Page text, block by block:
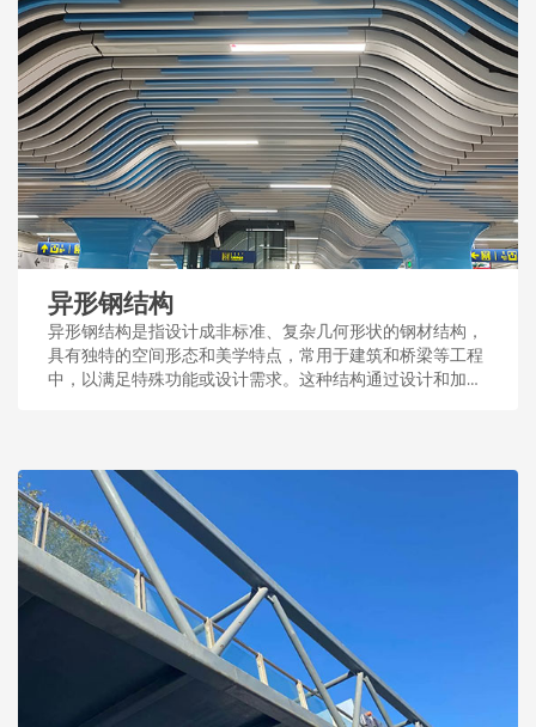
异形钢结构
异形钢结构是指设计成非标准、复杂几何形状的钢材结构，
具有独特的空间形态和美学特点，常用于建筑和桥梁等工程
中，以满足特殊功能或设计需求。这种结构通过设计和加